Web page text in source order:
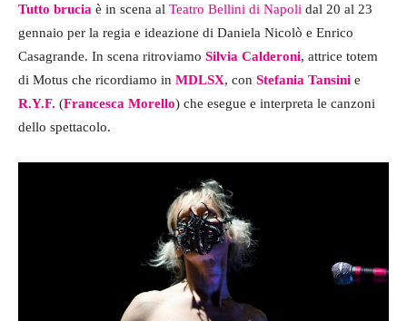
Tutto brucia è in scena al Teatro Bellini di Napoli dal 20 al 23
gennaio per la regia e ideazione di Daniela Nicolò e Enrico
Casagrande. In scena ritroviamo Silvia Calderoni, attrice totem
di Motus che ricordiamo in MDLSX, con Stefania Tansini e
R.Y.F. (Francesca Morello) che esegue e interpreta le canzoni
dello spettacolo.